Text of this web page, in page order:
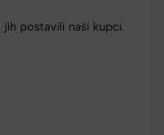
postavili naši kupci.